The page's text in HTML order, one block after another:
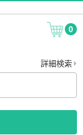
0
詳細検索